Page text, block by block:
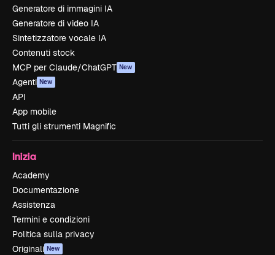
Generatore di immagini IA
Generatore di video IA
Sintetizzatore vocale IA
Contenuti stock
MCP per Claude/ChatGPT New
Agenti New
API
App mobile
Tutti gli strumenti Magnific
Inizia
Academy
Documentazione
Assistenza
Termini e condizioni
Politica sulla privacy
Originali New